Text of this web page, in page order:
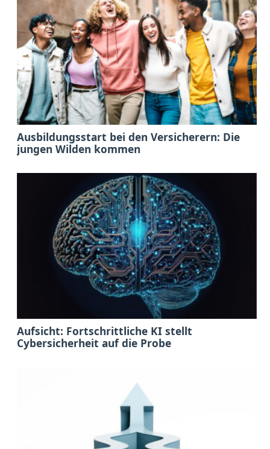
Ausbildungsstart bei den Versicherern: Die
jungen Wilden kommen
Aufsicht: Fortschrittliche KI stellt
Cybersicherheit auf die Probe